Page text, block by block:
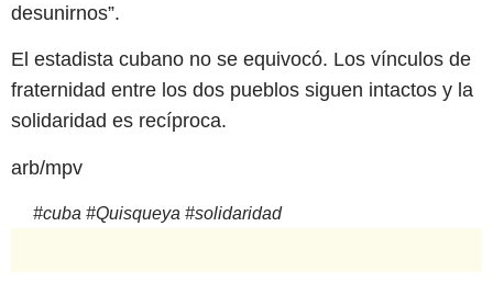
desunirnos”.
El estadista cubano no se equivocó. Los vínculos de
fraternidad entre los dos pueblos siguen intactos y la
solidaridad es recíproca.
arb/mpv
#cuba #Quisqueya #solidaridad